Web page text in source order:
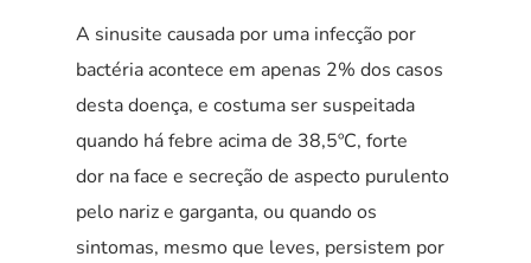
A sinusite causada por uma infecção por
bactéria acontece em apenas 2% dos casos
desta doença, e costuma ser suspeitada
quando há febre acima de 38,5ºC, forte
dor na face e secreção de aspecto purulento
pelo nariz e garganta, ou quando os
sintomas, mesmo que leves, persistem por